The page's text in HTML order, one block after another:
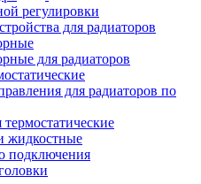
регулировки
для радиаторов
для радиаторов
для радиаторов по
жидкостные
подключения